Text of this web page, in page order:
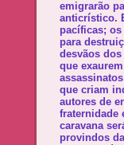
emigrarão
anticrístico.
pacíficas;
para
desvãos
que
que criam
autores de
fraternidade
caravana
provindos